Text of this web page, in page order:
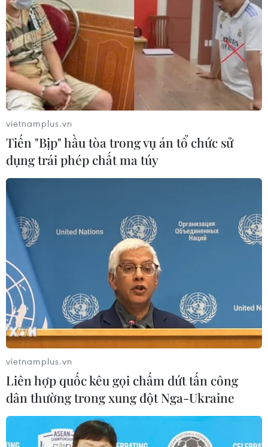
vietnamplus.vn
Tiến "Bịp" hầu tòa trong vụ án tổ chức sử
dụng trái phép chất ma túy
vietnamplus.vn
Liên hợp quốc kêu gọi chấm dứt tấn công
dân thường trong xung đột Nga-Ukraine